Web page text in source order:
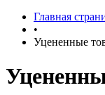
Главная
•
Уцененные